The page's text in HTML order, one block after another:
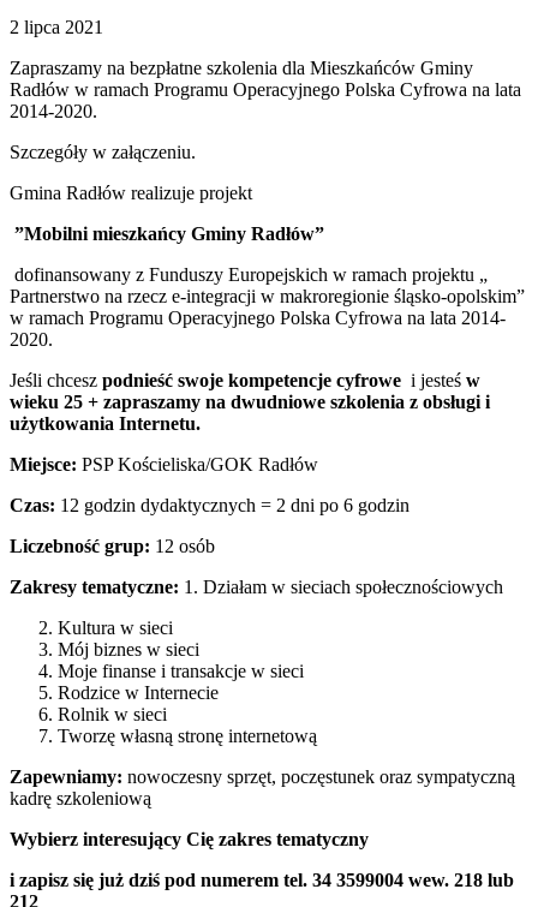
2 lipca 2021
Zapraszamy na bezpłatne szkolenia dla Mieszkańców Gminy
Radłów w ramach Programu Operacyjnego Polska Cyfrowa na lata
2014-2020.
Szczegóły w załączeniu.
Gmina Radłów realizuje projekt
”Mobilni mieszkańcy Gminy Radłów”
dofinansowany z Funduszy Europejskich w ramach projektu „​
Partnerstwo na rzecz e-integracji w makroregionie śląsko-opolskim”
w ramach Programu Operacyjnego Polska Cyfrowa na lata 2014-
2020.
Jeśli chcesz podnieść swoje kompetencje cyfrowe i jesteś w
wieku 25 + zapraszamy na dwudniowe szkolenia z obsługi i
użytkowania Internetu.
Miejsce: PSP Kościeliska/GOK Radłów
Czas: 12 godzin dydaktycznych = 2 dni po 6 godzin
Liczebność grup: 12 osób
Zakresy tematyczne: 1. Działam w sieciach społecznościowych
Kultura w sieci
Mój biznes w sieci
Moje finanse i transakcje w sieci
Rodzice w Internecie
Rolnik w sieci
Tworzę własną stronę internetową
Zapewniamy: nowoczesny sprzęt, poczęstunek oraz sympatyczną
kadrę szkoleniową
Wybierz interesujący Cię zakres tematyczny
i zapisz się już dziś pod numerem tel. 34 3599004 wew. 218 lub
212